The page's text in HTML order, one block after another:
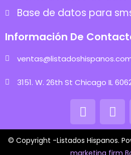
Base de datos para
Información De
3151. W. 26th St Chicago IL
© Copyright -Listados Hispanos.
marketing firm